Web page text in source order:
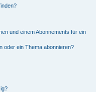
und einem Abonnements für ein
oder ein Thema abonnieren?